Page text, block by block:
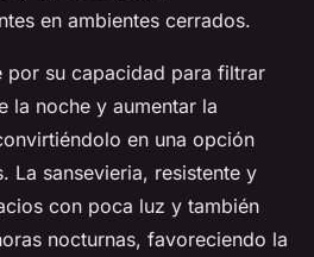
en ambientes cerrados.
por su capacidad para filtrar
la noche y aumentar la
en una opción
La sansevieria, resistente y
con poca luz y también
nocturnas, favoreciendo la